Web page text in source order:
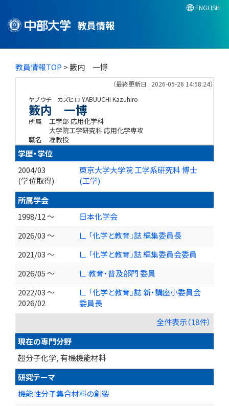
教員情報
ENGLISH
教員情報TOP > 籔内 一博
（最終更新日 : 2026-05-26 14:58:24）
ヤブウチ カズヒロ YABUUCHI Kazuhiro
籔内 一博
所属
工学部 応用化学科
大学院工学研究科 応用化学専攻
職名
准教授
学歴・学位
2004/03
(学位取得)
東京大学大学院 工学系研究科 博士
(工学)
所属学会
1998/12 ～
日本化学会
2026/03 ～
∟ 「化学と教育」誌 編集委員長
2021/03 ～
∟ 「化学と教育」誌 編集委員会委員
2026/05 ～
∟ 教育・普及部門 委員
2022/03 ～
2026/02
∟ 「化学と教育」誌 新・講座小委員会
委員長
全件表示（18件）
現在の専門分野
超分子化学, 有機機能材料
研究テーマ
機能性分子集合材料の創製